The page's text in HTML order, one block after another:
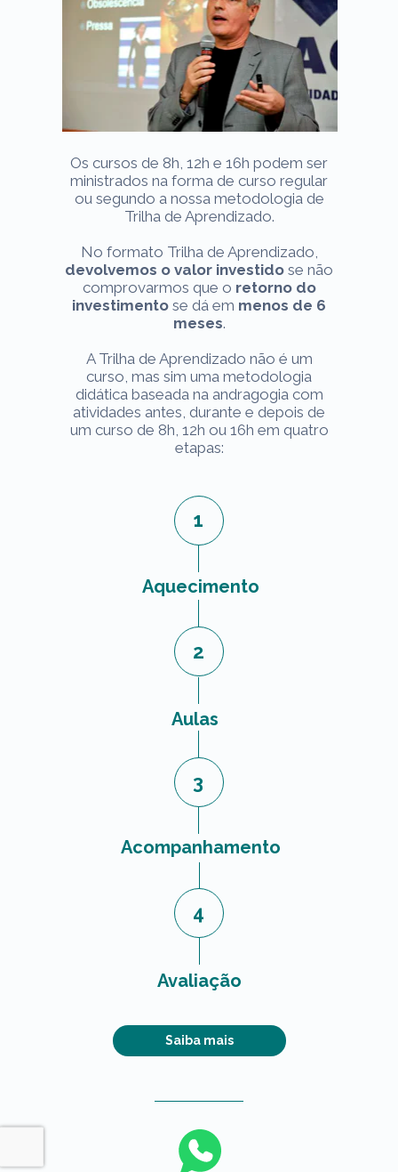
Os cursos de 8h, 12h e 16h podem ser
ministrados na forma de curso regular
ou segundo a nossa metodologia de
Trilha de Aprendizado.
No formato Trilha de Aprendizado,
devolvemos o valor investidose não
comprovarmos que o retorno do
investimentose dá em menos de 6
meses.
A Trilha de Aprendizado não é um
curso, mas sim uma metodologia
didática baseada na andragogia com
atividades antes, durante e depois de
um curso de 8h, 12h ou 16h em quatro
etapas:
Saiba mais
1
2
Aquecimento
Aulas
Acompanhamento
3
Avaliação
4